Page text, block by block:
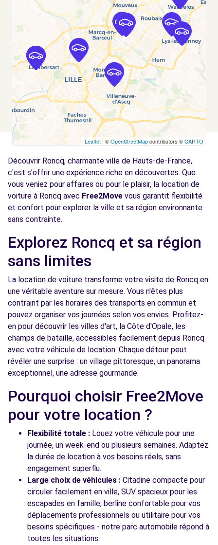
Voir l'agence
Free2Move Rent - GARAGE DE LA JUSTICE -
LYS-LEZ-LANNOY (C)
10.4
178 RUE JULES GUESDE
LYS-LEZ-LANNOY, 59390
Voir l'agence
Free2move Rent - DARBO RENT - LYS LEZ
LANNOY
km
49 RUE DE TOUFFLERS
LYS LEZ LANNOY, 59390
Voir l'agence
MADELEINE (C)
km
20 RUE DU PRESIDENT POMPIDOU
LA MADELEINE, 59110
Voir l'agence
Free2move Rent - S&You - VILLENEUVE
D'ASCQ CEDEX (P)
13.7
km
boulevard de l'Ouest
VILLENEUVE D'ASCQ, FR-59, 59491
Voir l'agence
Free2move Rent - S&You - VILLENEUVE
D'ASCQ CEDEX (C)
13.7
VILLENEUVE D'ASCQ CEDEX, FR-59, 59650
Voir l'agence
Voir toutes les agences
Leaflet | ©OpenStreetMapcontributors ©CARTO
Découvrir Roncq, charmante ville de Hauts-de-France,
c'est s'offrir une expérience riche en découvertes. Que
vous veniez pour affaires ou pour le plaisir, la location de
voiture à Roncq avec Free2Move vous garantit flexibilité
et confort pour explorer la ville et sa région environnante
sans contrainte.
Explorez Roncq et sa région
sans limites
La location de voiture transforme votre visite de Roncq en
une véritable aventure sur mesure. Vous n'êtes plus
contraint par les horaires des transports en commun et
pouvez organiser vos journées selon vos envies. Profitez-
en pour découvrir les villes d'art, la Côte d'Opale, les
champs de bataille, accessibles facilement depuis Roncq
avec votre véhicule de location. Chaque détour peut
révéler une surprise : un village pittoresque, un panorama
exceptionnel, une adresse gourmande.
Pourquoi choisir Free2Move
pour votre location ?
Flexibilité totale : Louez votre véhicule pour une
journée, un week-end ou plusieurs semaines. Adaptez
la durée de location à vos besoins réels, sans
engagement superflu.
Large choix de véhicules : Citadine compacte pour
circuler facilement en ville, SUV spacieux pour les
escapades en famille, berline confortable pour vos
déplacements professionnels ou utilitaire pour vos
besoins spécifiques - notre parc automobile répond à
toutes les situations.